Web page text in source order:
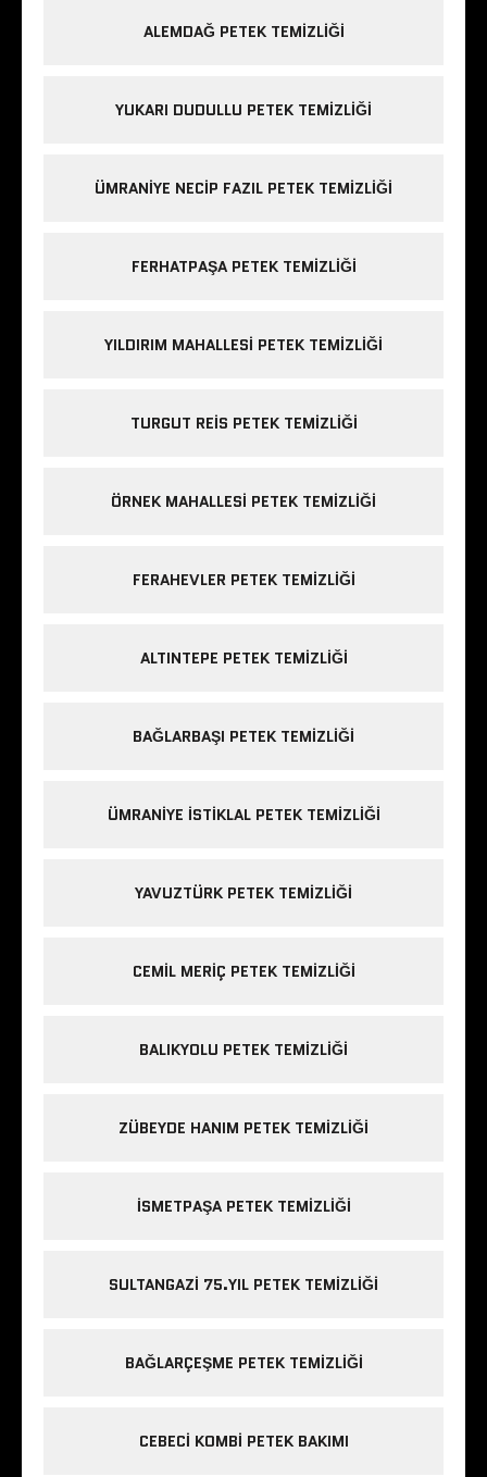
ALEMDAĞ PETEK TEMIZLIĞI
YUKARI DUDULLU PETEK TEMIZLIĞI
ÜMRANIYE NECIP FAZIL PETEK TEMIZLIĞI
FERHATPAŞA PETEK TEMIZLIĞI
YILDIRIM MAHALLESI PETEK TEMIZLIĞI
TURGUT REIS PETEK TEMIZLIĞI
ÖRNEK MAHALLESI PETEK TEMIZLIĞI
FERAHEVLER PETEK TEMIZLIĞI
ALTINTEPE PETEK TEMIZLIĞI
BAĞLARBAŞI PETEK TEMIZLIĞI
ÜMRANIYE ISTIKLAL PETEK TEMIZLIĞI
YAVUZTÜRK PETEK TEMIZLIĞI
CEMIL MERIÇ PETEK TEMIZLIĞI
BALIKYOLU PETEK TEMIZLIĞI
ZÜBEYDE HANIM PETEK TEMIZLIĞI
ISMETPAŞA PETEK TEMIZLIĞI
SULTANGAZI 75.YIL PETEK TEMIZLIĞI
BAĞLARÇEŞME PETEK TEMIZLIĞI
CEBECI KOMBI PETEK BAKIMI